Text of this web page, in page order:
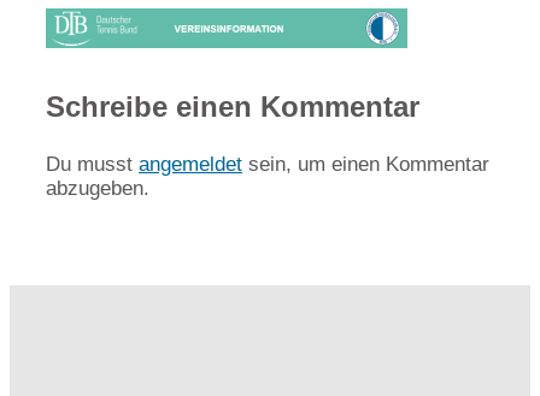
Schreibe einen Kommentar
Du musst angemeldet sein, um einen Kommentar
abzugeben.